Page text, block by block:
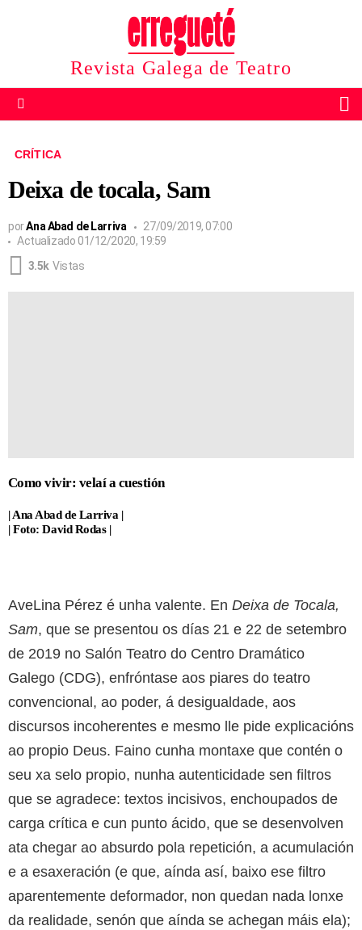
Revista Galega de Teatro
CRÍTICA
Deixa de tocala, Sam
porAna Abad de Larriva
27/09/2019, 07:00
Actualizado 01/12/2020, 19:59
3.5k Vistas
Como vivir: velaí a cuestión
| Ana Abad de Larriva |
| Foto: David Rodas |
AveLina Pérez é unha valente. En Deixa de Tocala,
Sam, que se presentou os días 21 e 22 de setembro
de 2019 no Salón Teatro do Centro Dramático
Galego (CDG), enfróntase aos piares do teatro
convencional, ao poder, á desigualdade, aos
discursos incoherentes e mesmo lle pide explicacións
ao propio Deus. Faino cunha montaxe que contén o
seu xa selo propio, nunha autenticidade sen filtros
que se agradece: textos incisivos, enchoupados de
carga crítica e cun punto ácido, que se desenvolven
ata chegar ao absurdo pola repetición, a acumulación
e a esaxeración (e que, aínda así, baixo ese filtro
aparentemente deformador, non quedan nada lonxe
da realidade, senón que aínda se achegan máis ela);